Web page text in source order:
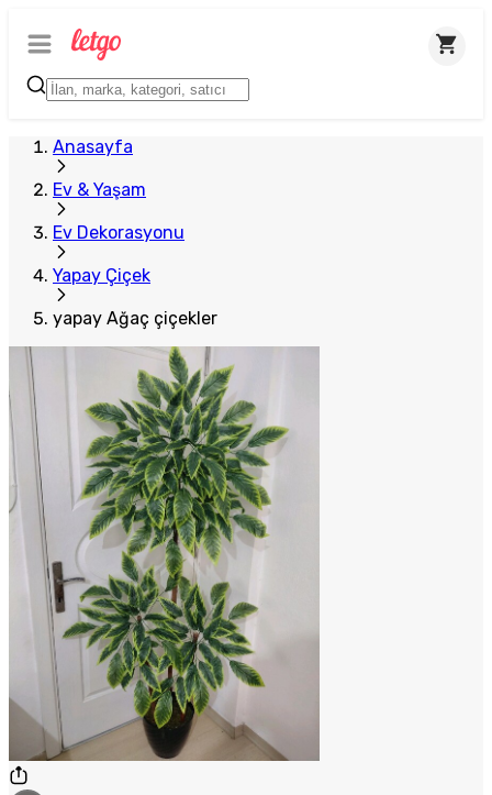
Anasayfa
Ev & Yaşam
Ev Dekorasyonu
Yapay Çiçek
yapay Ağaç çiçekler